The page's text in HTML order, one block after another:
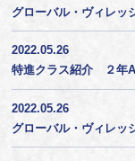
グローバル・ヴィレッ
2022.05.26
特進クラス紹介 ２年
2022.05.26
グローバル・ヴィレッ